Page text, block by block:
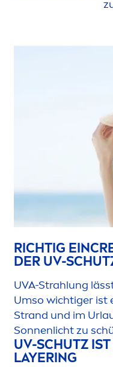
RICHTIG EIN
DER UV-
UVA-Strahlung
Umso wichtiger ist
Strand und im
Sonnenlicht zu
UV-SCHUTZ
LAYERING